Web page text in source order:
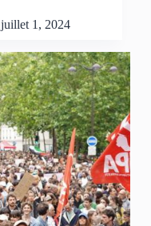
juillet 1, 2024